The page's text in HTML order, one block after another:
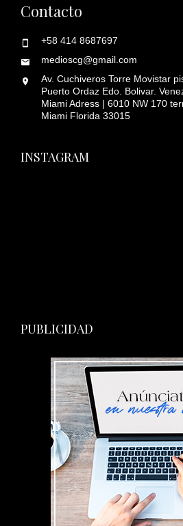
Contacto
+58 414 8687697
medioscg@gmail.com
Av. Cuchiveros Torre Movistar
Puerto Ordaz Edo. Bolivar.
Miami Adress | 6010 NW 170
Miami Florida 33015
INSTAGRAM
PUBLICIDAD